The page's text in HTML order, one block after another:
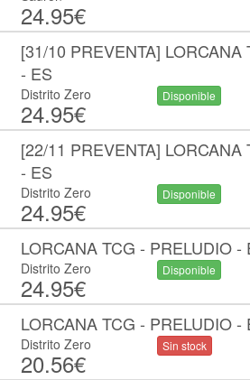
24.95€
[31/10 PREVENTA] LORCANA
- ES
Distrito Zero
24.95€
Disponible
[22/11 PREVENTA] LORCANA
- ES
Distrito Zero
24.95€
Disponible
LORCANA TCG - PRELUDIO -
Distrito Zero
24.95€
Disponible
LORCANA TCG - PRELUDIO -
Distrito Zero
20.56€
Sin stock